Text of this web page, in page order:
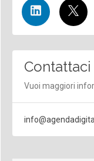
Contattaci
Vuoi maggiori